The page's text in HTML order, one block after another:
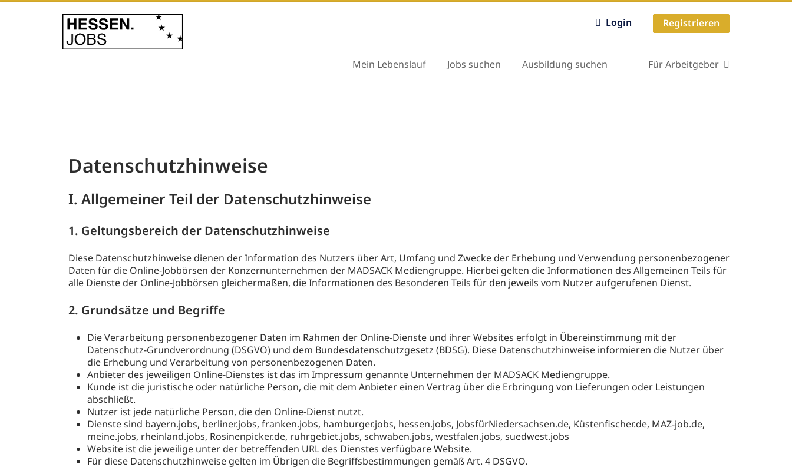
Login Registrieren
Mein Lebenslauf Jobs suchen Ausbildung suchen Für Arbeitgeber
Datenschutzhinweise
I. Allgemeiner Teil der Datenschutzhinweise
1. Geltungsbereich der Datenschutzhinweise
Diese Datenschutzhinweise dienen der Information des Nutzers über Art, Umfang und Zwecke der Erhebung und Verwendung personenbezogener
Daten für die Online-Jobbörsen der Konzernunternehmen der MADSACK Mediengruppe. Hierbei gelten die Informationen des Allgemeinen Teils für
alle Dienste der Online-Jobbörsen gleichermaßen, die Informationen des Besonderen Teils für den jeweils vom Nutzer aufgerufenen Dienst.
2. Grundsätze und Begriffe
Die Verarbeitung personenbezogener Daten im Rahmen der Online-Dienste und ihrer Websites erfolgt in Übereinstimmung mit der
Datenschutz-Grundverordnung (DSGVO) und dem Bundesdatenschutzgesetz (BDSG). Diese Datenschutzhinweise informieren die Nutzer über
die Erhebung und Verarbeitung von personenbezogenen Daten.
Anbieter des jeweiligen Online-Dienstes ist das im Impressum genannte Unternehmen der MADSACK Mediengruppe.
Kunde ist die juristische oder natürliche Person, die mit dem Anbieter einen Vertrag über die Erbringung von Lieferungen oder Leistungen
abschließt.
Nutzer ist jede natürliche Person, die den Online-Dienst nutzt.
Dienste sind bayern.jobs, berliner.jobs, franken.jobs, hamburger.jobs, hessen.jobs, JobsfürNiedersachsen.de, Küstenfischer.de, MAZ-job.de,
meine.jobs, rheinland.jobs, Rosinenpicker.de, ruhrgebiet.jobs, schwaben.jobs, westfalen.jobs, suedwest.jobs
Website ist die jeweilige unter der betreffenden URL des Dienstes verfügbare Website.
Für diese Datenschutzhinweise gelten im Übrigen die Begriffsbestimmungen gemäß Art. 4 DSGVO.